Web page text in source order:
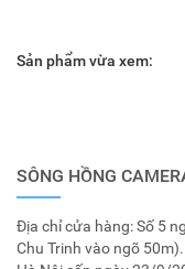
Sản phẩm vừa xem:
SÔNG HỒNG
Địa chỉ cửa hàng: Số 5
Chu Trinh vào ngõ